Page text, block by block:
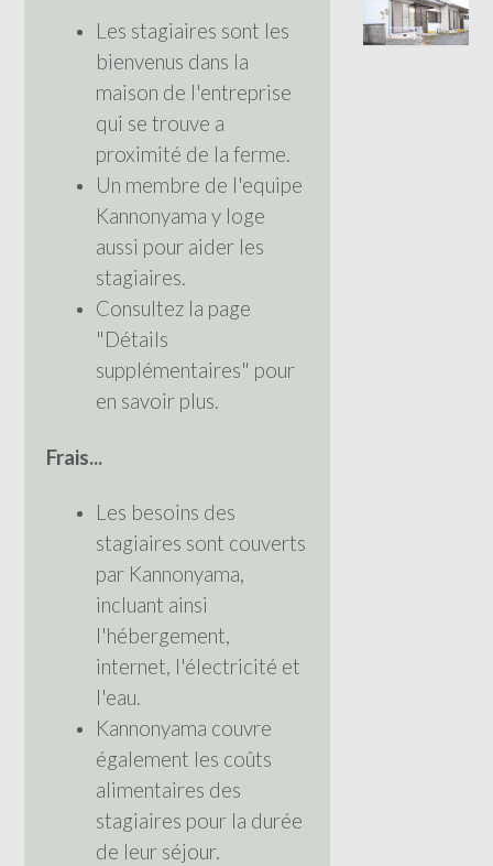
Les stagiaires sont les
bienvenus dans la
maison de l'entreprise
qui se trouve a
proximité de la ferme.
Un membre de l'equipe
Kannonyama y loge
aussi pour aider les
stagiaires.
Consultez la page
"Détails
supplémentaires" pour
en savoir plus.
Frais...
Les besoins des
stagiaires sont couverts
par Kannonyama,
incluant ainsi
l'hébergement,
internet, l'électricité et
l'eau.
Kannonyama couvre
également les coûts
alimentaires des
stagiaires pour la durée
de leur séjour.